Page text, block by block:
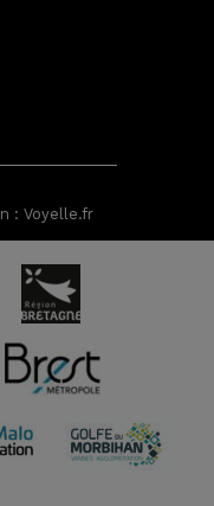
: Voyelle.fr